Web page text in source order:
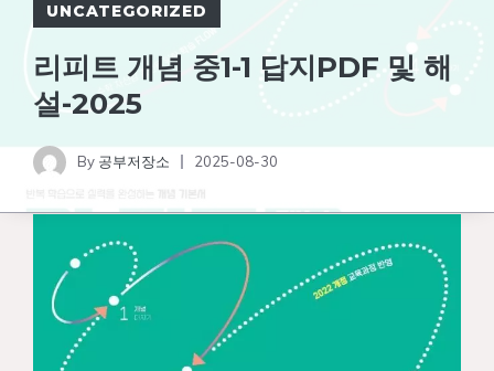
UNCATEGORIZED
리피트 개념 중1-1 답지PDF 및 해
설-2025
By 공부저장소 2025-08-30